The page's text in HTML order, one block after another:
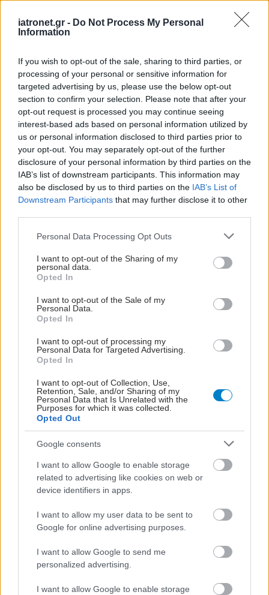
iatronet.gr - Do Not Process My Personal
Information
If you wish to opt-out of the sale, sharing to third parties, or
processing of your personal or sensitive information for
targeted advertising by us, please use the below opt-out
section to confirm your selection. Please note that after your
opt-out request is processed you may continue seeing
interest-based ads based on personal information utilized by
us or personal information disclosed to third parties prior to
your opt-out. You may separately opt-out of the further
disclosure of your personal information by third parties on the
IAB’s list of downstream participants. This information may
also be disclosed by us to third parties on the IAB’s List of
Downstream Participants that may further disclose it to other
Please note that this website/app uses one or more Google
not limited to your visit or usage behaviour. You may click to
grant or deny consent to Google and its third-party tags to
use your data for below specified purposes in below Google
consent section.
Personal Data Processing Opt Outs
I want to opt-out of the Sharing of my
personal data.
Opted In
I want to opt-out of the Sale of my
Personal Data.
Opted In
I want to opt-out of processing my
Personal Data for Targeted Advertising.
Opted In
I want to opt-out of Collection, Use,
Retention, Sale, and/or Sharing of my
Personal Data that Is Unrelated with the
Purposes for which it was collected.
Opted Out
Google consents
I want to allow Google to enable storage
related to advertising like cookies on web or
device identifiers in apps.
I want to allow my user data to be sent to
Google for online advertising purposes.
I want to allow Google to send me
personalized advertising.
I want to allow Google to enable storage